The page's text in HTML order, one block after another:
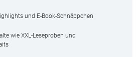
und E-Book-Schnäppchen
wie XXL-Leseproben und